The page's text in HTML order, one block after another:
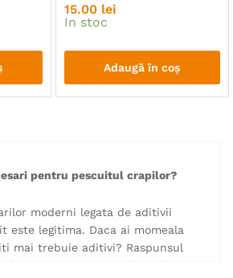
15.00 lei
In stoc
Adaugă în coș
pentru pescuitul crapilor?
moderni legata de aditivii
este legitima. Daca ai momeala
mai trebuie aditivi? Raspunsul
care stiu cel mai bine